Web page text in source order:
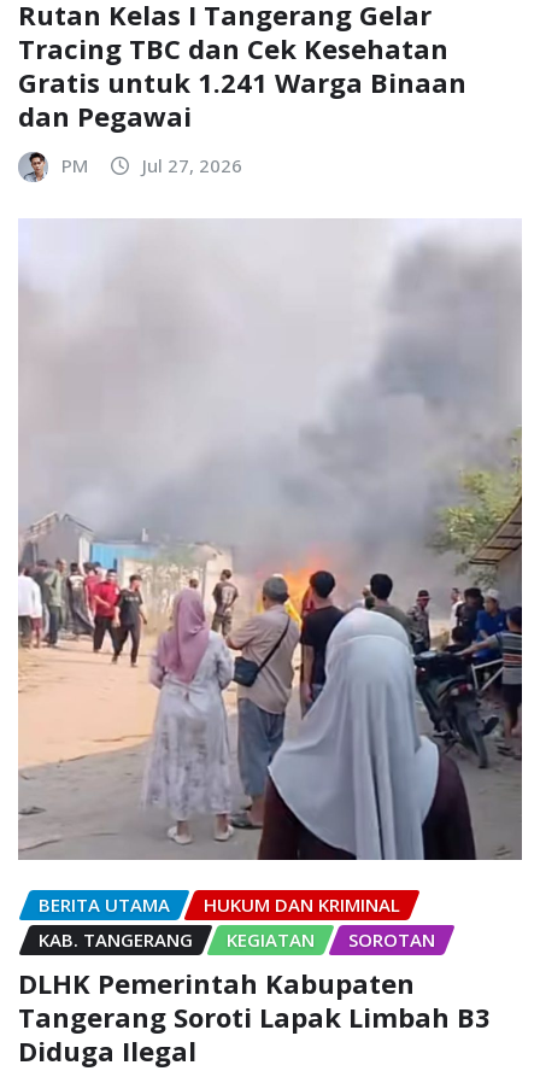
Rutan Kelas I Tangerang Gelar
Tracing TBC dan Cek Kesehatan
Gratis untuk 1.241 Warga Binaan
dan Pegawai
PM Jul 27, 2026
BERITA UTAMA
HUKUM DAN KRIMINAL
KAB. TANGERANG
KEGIATAN SOROTAN
DLHK Pemerintah Kabupaten
Tangerang Soroti Lapak Limbah B3
Diduga Ilegal